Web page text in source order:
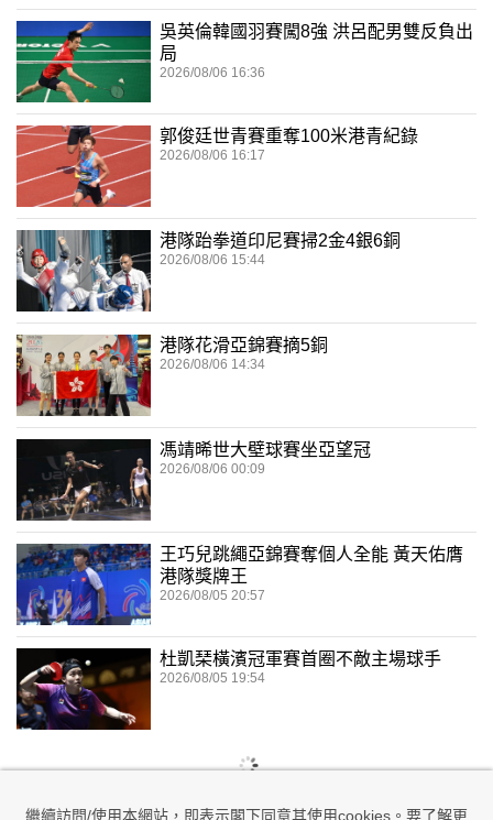
繼續訪問/使用本網站，即表示閣下同意其使用cookies。要了解更
吳英倫韓國羽賽闖8強 洪呂配男雙反負出
局
2026/08/06 16:36
郭俊廷世青賽重奪100米港青紀錄
2026/08/06 16:17
港隊跆拳道印尼賽掃2金4銀6銅
2026/08/06 15:44
港隊花滑亞錦賽摘5銅
2026/08/06 14:34
馮靖晞世大壁球賽坐亞望冠
2026/08/06 00:09
王巧兒跳繩亞錦賽奪個人全能 黃天佑膺
港隊獎牌王
2026/08/05 20:57
杜凱琹橫濱冠軍賽首圈不敵主場球手
2026/08/05 19:54